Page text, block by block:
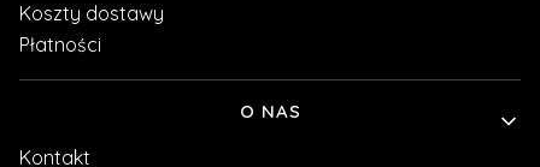
Koszty dostawy
Płatności
O NAS
Kontakt